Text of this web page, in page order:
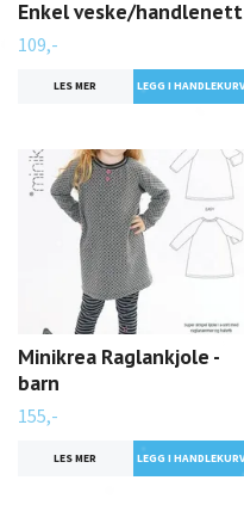
Enkel veske/handlenett
109,-
LES MER
Minikrea Raglankjole -
barn
155,-
LES MER